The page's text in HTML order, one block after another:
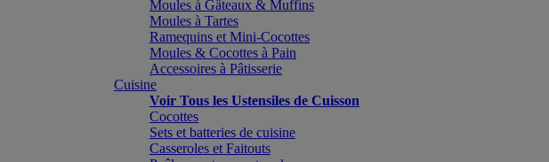
Moules à Gâteaux & Muffins
Moules à Tartes
Ramequins et Mini-Cocottes
Moules & Cocottes à Pain
Accessoires à Pâtisserie
Cuisine
Voir Tous les Ustensiles de Cuisson
Cocottes
Sets et batteries de cuisine
Casseroles et Faitouts